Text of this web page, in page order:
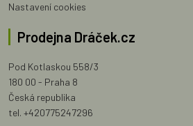
Nastavení cookies
Prodejna Dráček.cz
Pod Kotlaskou 558/3
180 00 - Praha 8
Česká republika
tel. +420775247296